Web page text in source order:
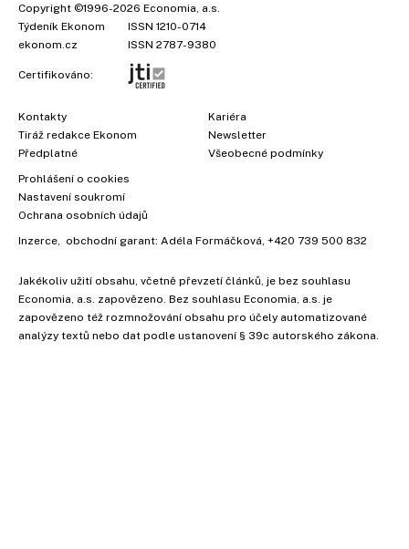
Copyright ©1996-2026 Economia, a.s.
Týdeník Ekonom
ISSN 1210-0714
ekonom.cz
ISSN 2787-9380
Certifikováno:
Kontakty
Tiráž redakce Ekonom
Předplatné
Kariéra
Newsletter
Všeobecné podmínky
Prohlášení o cookies
Nastavení soukromí
Ochrana osobních údajů
Inzerce , obchodní garant: Adéla Formáčková +420 739 500 832
Jakékoliv užití obsahu, včetně převzetí článků, je bez souhlasu
Economia, a.s. zapovězeno. Bez souhlasu Economia, a.s. je
zapovězeno též rozmnožování obsahu pro účely automatizované
analýzy textů nebo dat podle ustanovení § 39c autorského zákona.